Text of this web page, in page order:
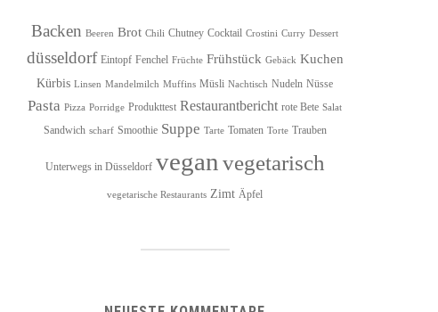
Backen Beeren Brot Chili Chutney Cocktail Crostini Curry Dessert
düsseldorf Eintopf Fenchel Früchte Frühstück Gebäck Kuchen
Kürbis Linsen Mandelmilch Muffins Müsli Nachtisch Nudeln Nüsse
Pasta Pizza Porridge Produkttest Restaurantbericht rote Bete Salat
Sandwich scharf Smoothie Suppe Tarte Tomaten Torte Trauben
Unterwegs in Düsseldorf vegan vegetarisch
vegetarische Restaurants Zimt Äpfel